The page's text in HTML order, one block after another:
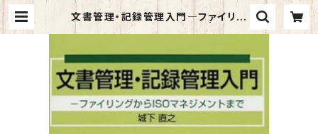
文書管理・記録管理入門―ファイリン
グからISOマネジメントまで | マイブ